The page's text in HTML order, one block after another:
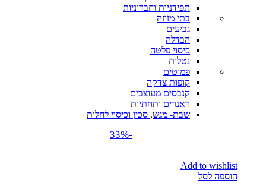
תפידניות וחברוניות
בתי מזוזה
גביעים
הבדלה
כיסוי פלטה
נטלות
פמוטים
קופות צדקה
קנבסים מעוצבים
ראנרים ותחתיות
שבת- מגש, סכין וכיסוי לחלות
-33%
Add to wishlist
הוספה לסל